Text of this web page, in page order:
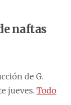
naftas
de G.
jueves. Todo